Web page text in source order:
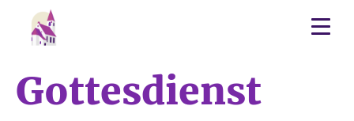
Gottesdienst